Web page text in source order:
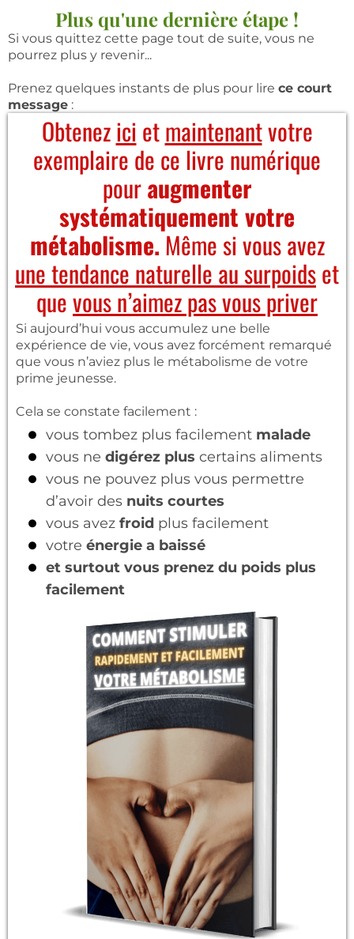
Plus qu'une dernière étape !
Si vous quittez cette page tout de suite, vous ne
pourrez plus y revenir...
Prenez quelques instants de plus pour lire ce court
message :
Obtenezici etmaintenantvotre
exemplaire de ce livre numérique
pouraugmenter
systématiquement votre
métabolisme. Même si vous avez
une tendance naturelle au surpoidset
quevous n’aimez pas vous priver
Si aujourd’hui vous accumulez une belle
expérience de vie, vous avez forcément remarqué
que vous n’aviez plus le métabolisme de votre
prime jeunesse.
Cela se constate facilement :
vous tombez plus facilement malade
vous ne digérez plus certains aliments
vous ne pouvez plus vous permettre
d’avoir des nuits courtes
vous avez froid plus facilement
votre énergie a baissé
et surtout vous prenez du poids plus
facilement